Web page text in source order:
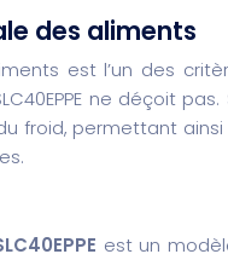
des aliments
est l’un des
ne déçoit pas.
froid, permettant
est un